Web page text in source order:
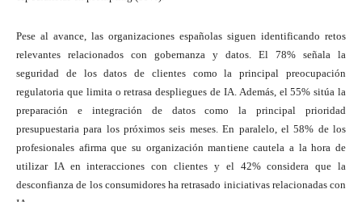
Pese al avance, las organizaciones españolas siguen identificando retos
relevantes relacionados con gobernanza y datos. El 78% señala la
seguridad de los datos de clientes como la principal preocupación
regulatoria que limita o retrasa despliegues de IA. Además, el 55% sitúa la
preparación e integración de datos como la principal prioridad
presupuestaria para los próximos seis meses. En paralelo, el 58% de los
profesionales afirma que su organización mantiene cautela a la hora de
utilizar IA en interacciones con clientes y el 42% considera que la
desconfianza de los consumidores ha retrasado iniciativas relacionadas con